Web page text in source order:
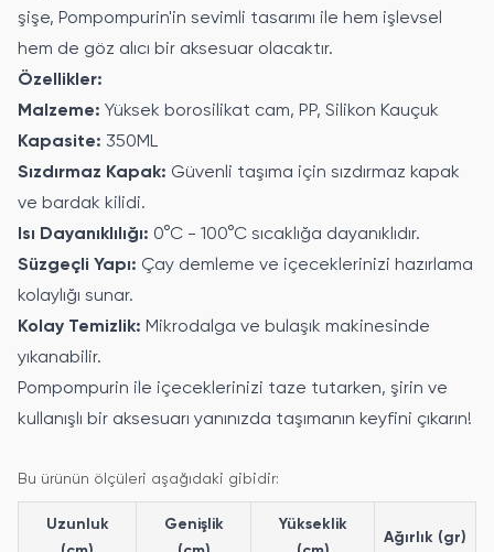
şişe, Pompompurin'in sevimli tasarımı ile hem işlevsel
hem de göz alıcı bir aksesuar olacaktır.
Özellikler:
Malzeme: Yüksek borosilikat cam, PP, Silikon Kauçuk
Kapasite: 350ML
Sızdırmaz Kapak: Güvenli taşıma için sızdırmaz kapak
ve bardak kilidi.
Isı Dayanıklılığı: 0°C - 100°C sıcaklığa dayanıklıdır.
Süzgeçli Yapı: Çay demleme ve içeceklerinizi hazırlama
kolaylığı sunar.
Kolay Temizlik: Mikrodalga ve bulaşık makinesinde
yıkanabilir.
Pompompurin ile içeceklerinizi taze tutarken, şirin ve
kullanışlı bir aksesuarı yanınızda taşımanın keyfini çıkarın!
Bu ürünün ölçüleri aşağıdaki gibidir:
Uzunluk
Genişlik
Yükseklik
Ağırlık (gr)